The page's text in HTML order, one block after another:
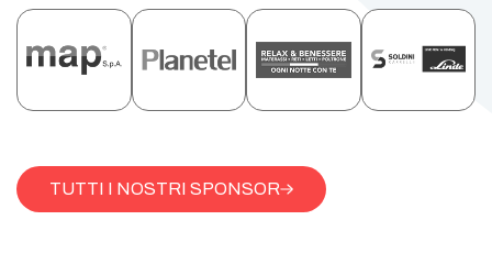
TUTTI I NOSTRI SPONSOR